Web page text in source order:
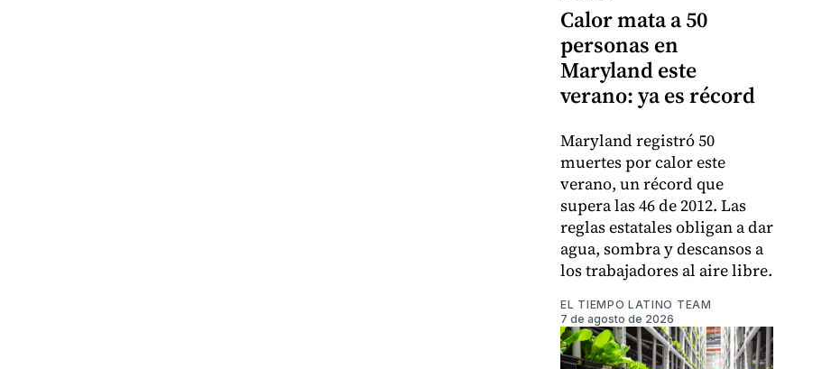
Calor mata a 50
personas en
Maryland este
verano: ya es récord
Maryland registró 50
muertes por calor este
verano, un récord que
supera las 46 de 2012. Las
reglas estatales obligan a dar
agua, sombra y descansos a
los trabajadores al aire libre.
EL TIEMPO LATINO TEAM
7 de agosto de 2026